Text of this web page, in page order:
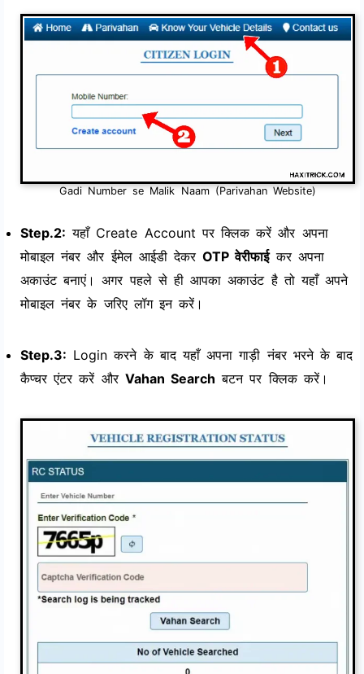
Gadi Number se Malik Naam (Parivahan Website)
Step.2: यहाँ Create Account पर क्लिक करें और अपना
मोबाइल नंबर और ईमेल आईडी देकरOTP वेरीफाईकर अपना
अकाउंट बनाएं। अगर पहले से ही आपका अकाउंट है तो यहाँ अपने
मोबाइल नंबर के जरिए लॉग इन करें।
Step.3: Login करने के बाद यहाँ अपना गाड़ी नंबर भरने के बाद
कैप्चर एंटर करें और Vahan Search बटन पर क्लिक करें।